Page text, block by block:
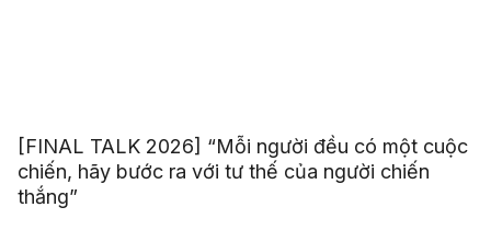
[FINAL TALK 2026] “Mỗi người đều có một cuộc
chiến, hãy bước ra với tư thế của người chiến
thắng”